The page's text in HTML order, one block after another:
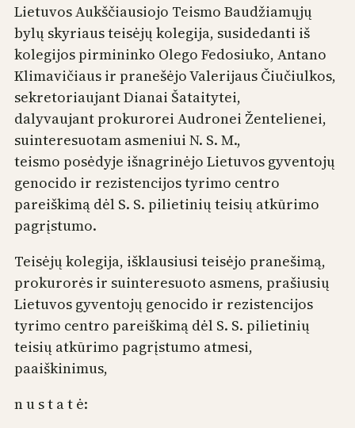
Lietuvos Aukščiausiojo Teismo Baudžiamųjų
bylų skyriaus teisėjų kolegija, susidedanti iš
kolegijos pirmininko Olego Fedosiuko, Antano
Klimavičiaus ir pranešėjo Valerijaus Čiučiulkos,
sekretoriaujant Dianai Šataitytei,
dalyvaujant prokurorei Audronei Žentelienei,
suinteresuotam asmeniui N. S. M.,
teismo posėdyje išnagrinėjo Lietuvos gyventojų
genocido ir rezistencijos tyrimo centro
pareiškimą dėl S. S. pilietinių teisių atkūrimo
pagrįstumo.
Teisėjų kolegija, išklausiusi teisėjo pranešimą,
prokurorės ir suinteresuoto asmens, prašiusių
Lietuvos gyventojų genocido ir rezistencijos
tyrimo centro pareiškimą dėl S. S. pilietinių
teisių atkūrimo pagrįstumo atmesi,
paaiškinimus,
n u s t a t ė: